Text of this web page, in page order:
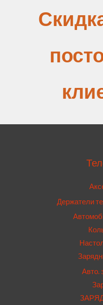
Держатели
Авто.